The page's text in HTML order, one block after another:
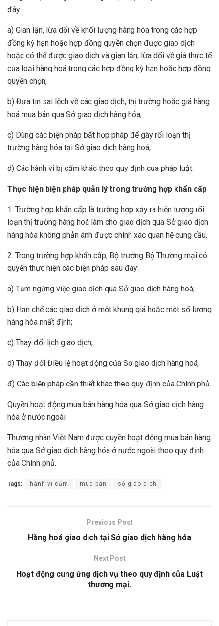
đây:
a) Gian lận, lừa dối về khối lượng hàng hóa trong các hợp
đồng kỳ hạn hoặc hợp đồng quyền chọn được giao dịch
hoặc có thể được giao dịch và gian lận, lừa dối về giá thực tế
của loại hàng hoá trong các hợp đồng kỳ hạn hoặc hợp đồng
quyền chọn;
b) Đưa tin sai lệch về các giao dịch, thị trường hoặc giá hàng
hoá mua bán qua Sở giao dịch hàng hóa;
c) Dùng các biện pháp bất hợp pháp để gây rối loạn thị
trường hàng hóa tại Sở giao dịch hàng hoá;
d) Các hành vi bị cấm khác theo quy định của pháp luật.
Thực hiện biện pháp quản lý trong trường hợp khẩn cấp
1. Trường hợp khẩn cấp là trường hợp xảy ra hiện tượng rối
loạn thị trường hàng hoá làm cho giao dịch qua Sở giao dịch
hàng hóa không phản ánh được chính xác quan hệ cung cầu.
2. Trong trường hợp khẩn cấp, Bộ trưởng Bộ Thương mại có
quyền thực hiện các biện pháp sau đây:
a) Tạm ngừng việc giao dịch qua Sở giao dịch hàng hoá;
b) Hạn chế các giao dịch ở một khung giá hoặc một số lượng
hàng hóa nhất định;
c) Thay đổi lịch giao dịch;
d) Thay đổi Điều lệ hoạt động của Sở giao dịch hàng hoá;
đ) Các biện pháp cần thiết khác theo quy định của Chính phủ.
Quyền hoạt động mua bán hàng hóa qua Sở giao dịch hàng
hóa ở nước ngoài
Thương nhân Việt Nam được quyền hoạt động mua bán hàng
hóa qua Sở giao dịch hàng hóa ở nước ngoài theo quy định
của Chính phủ.
Tags: hành vi cấm mua bán sở giao dịch
Previous Post
Hàng hoá giao dịch tại Sở giao dịch hàng hóa
Next Post
Hoạt động cung ứng dịch vụ theo quy định của Luật
thương mại.